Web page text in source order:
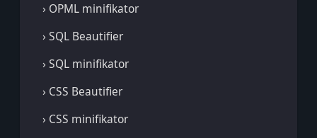
› OPML minifikator
› SQL Beautifier
› SQL minifikator
› CSS Beautifier
› CSS minifikator